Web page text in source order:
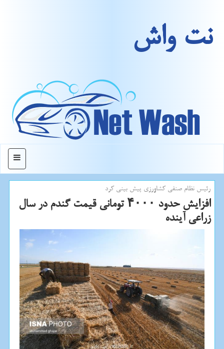
نت واش
منو
رئیس نظام صنفی كشاورزی پیش بینی كرد
افزایش حدود ۴۰۰۰ تومانی قیمت گندم در سال
زراعی آینده